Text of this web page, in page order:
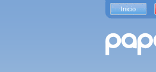
Inicio